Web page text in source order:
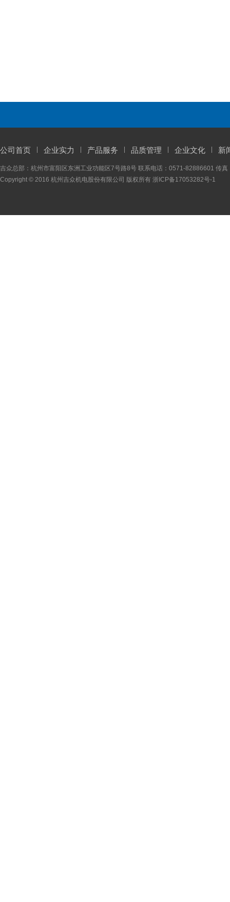
公司首页 企业实力 产品服务 品质管理 企业文化 新
吉众总部：杭州市富阳区东洲工业功能区7号路8号 联系电话：0571-82886601 传
Copyright © 2016 杭州吉众机电股份有限公司 版权所有 浙ICP备17053282号-1